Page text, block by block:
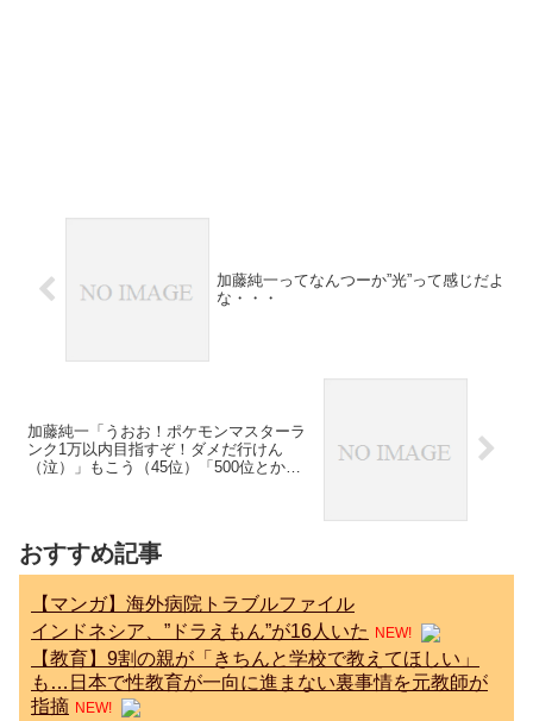
加藤純一ってなんつーか”光”って感じだよ
な・・・
加藤純一「うおお！ポケモンマスターラ
ンク1万以内目指すぞ！ダメだ行けん
（泣）」もこう（45位）「500位とか一般
おすすめ記事
【マンガ】海外病院トラブルファイル
インドネシア、”ドラえもん”が16人いた NEW!
【教育】9割の親が「きちんと学校で教えてほしい」
も…日本で性教育が一向に進まない裏事情を元教師が
指摘 NEW!